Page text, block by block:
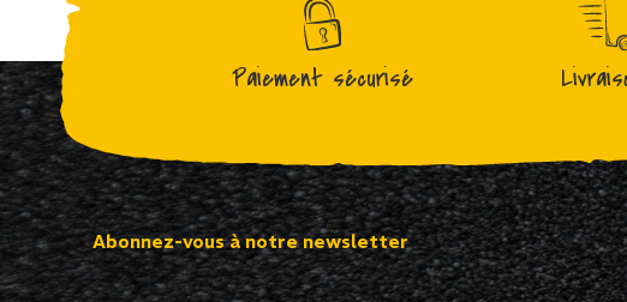
Paiement sécurisé
Abonnez-vous à notre newsletter